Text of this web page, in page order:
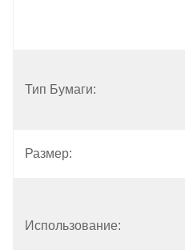
Тип Бумаги:
Размер:
Использование: